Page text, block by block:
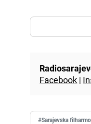
Facebook |
#Sarajevska